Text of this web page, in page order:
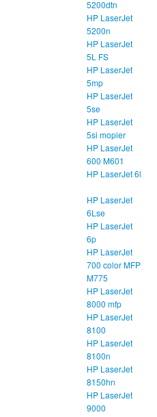
5200dtn
HP LaserJet
5200n
HP LaserJet
5L FS
HP LaserJet
5mp
HP LaserJet
5se
HP LaserJet
5si mopier
HP LaserJet
600 M601
HP LaserJet 6l
HP LaserJet
6Lse
HP LaserJet
6p
HP LaserJet
700 color MFP
M775
HP LaserJet
8000 mfp
HP LaserJet
8100
HP LaserJet
8100n
HP LaserJet
8150hn
HP LaserJet
9000